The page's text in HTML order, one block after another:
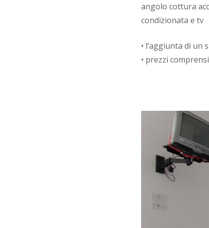
angolo cottura
condizionata e tv
• l’aggiunta di
• prezzi